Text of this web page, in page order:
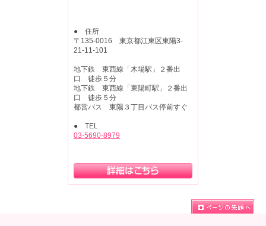
● 住所
〒135-0016 東京都江東区東陽3-
21-11-101
地下鉄 東西線「木場駅」２番出
口 徒歩５分
地下鉄 東西線「東陽町駅」２番出
口 徒歩５分
都営バス 東陽３丁目バス停前すぐ
● TEL
03-5690-8979